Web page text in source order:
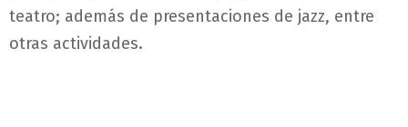
teatro; además de presentaciones de jazz, entre
otras actividades.